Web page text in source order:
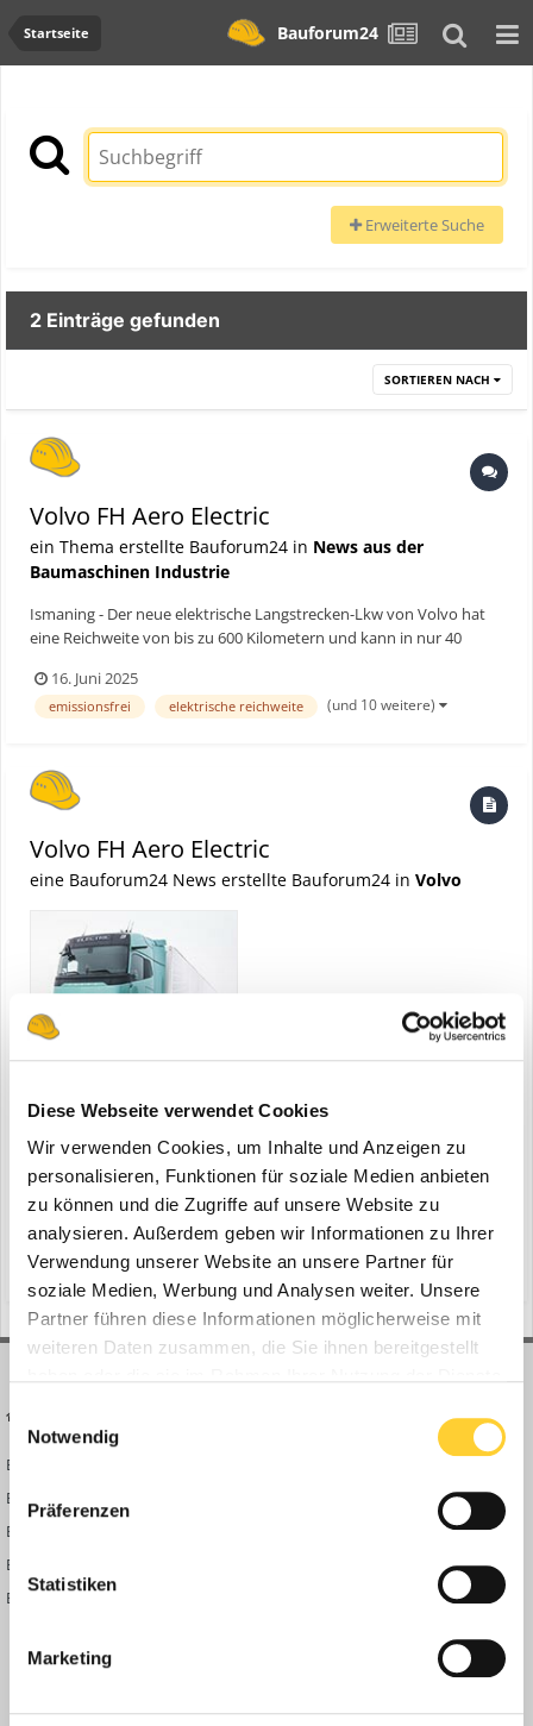
Diese Webseite verwendet Cookies
Wir verwenden Cookies, um Inhalte und Anzeigen zu
personalisieren, Funktionen für soziale Medien anbieten
zu können und die Zugriffe auf unsere Website zu
analysieren. Außerdem geben wir Informationen zu Ihrer
Verwendung unserer Website an unsere Partner für
soziale Medien, Werbung und Analysen weiter. Unsere
Partner führen diese Informationen möglicherweise mit
weiteren Daten zusammen, die Sie ihnen bereitgestellt
Einwilligungsauswahl
Notwendig
Präferenzen
Statistiken
Marketing
Startseite Bauforum24
Erweiterte Suche
2 Einträge gefunden
SORTIEREN NACH
Volvo FH Aero Electric
ein Thema erstellte Bauforum24 in News aus der
Baumaschinen Industrie
Ismaning - Der neue elektrische Langstrecken-Lkw von Volvo hat
eine Reichweite von bis zu 600 Kilometern und kann in nur 40
sein neues elektrisches Flaggschiff, das den Fernverkehr
revolutionieren könnte. Bauforum24 Artikel (24.04.20...
16. Juni 2025
emissionsfrei elektrische reichweite (und 10 weitere)
Volvo FH Aero Electric
eine Bauforum24 News erstellte Bauforum24 in Volvo
Ismaning - Der neue elektrische Langstrecken-Lkw von Volvo hat
eine Reichweite von bis zu 600 Kilometern und kann in nur 40
Minuten aufgeladen werden. Volvo Trucks präsentiert erstmals
sein neues elektrisches Flaggschiff, das den Fernverkehr
revolutionieren könnte. Bauforum24 Artikel (24.04.20...
16. Juni 2025
emissionsfrei elektrische reichweite (und 10 weitere)
Bauforum24 News
Bauforum24 TV
BF24 Mediathek
BF24 Fotostrecken
Bauforum Shop